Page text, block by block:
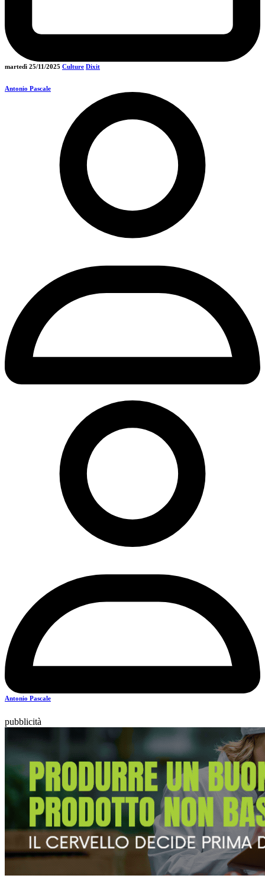
martedì 25/11/2025 Culture Dixit
Antonio Pascale
Antonio Pascale
pubblicità